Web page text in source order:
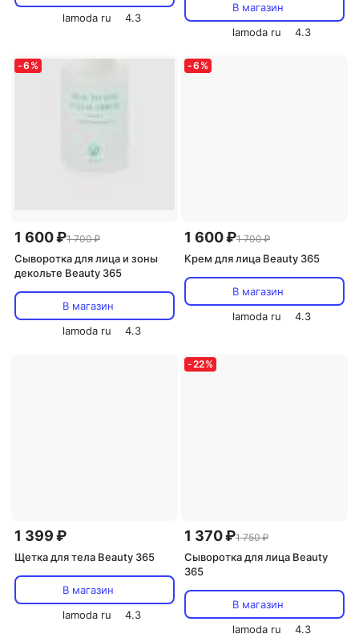
lamoda ru
4.3
В магазин
lamoda ru
4.3
-6 %
1 600 ₽1 700 ₽
Сыворотка для лица и зоны
декольте Beauty 365
В магазин
lamoda ru
4.3
-6 %
1 600 ₽1 700 ₽
Крем для лица Beauty 365
В магазин
lamoda ru
4.3
1 399 ₽
Щетка для тела Beauty 365
В магазин
lamoda ru
4.3
-22%
1 370 ₽1 750 ₽
Сыворотка для лица Beauty
365
В магазин
lamoda ru
4.3